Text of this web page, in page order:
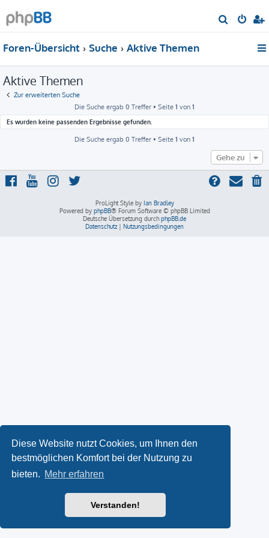
Diese Website nutzt Cookies, um Ihnen den
bestmöglichen Komfort bei der Nutzung zu
bieten. Mehr erfahren
Verstanden!
u
Foren-Übersicht Suche Aktive Themen
Aktive Themen
Zur erweiterten Suche
Die Suche ergab 0 Treffer • Seite 1 von 1
Es wurden keine passenden Ergebnisse gefunden.
Die Suche ergab 0 Treffer • Seite 1 von 1
Gehe zu
ProLight Style by Ian Bradley
Powered by phpBB® Forum Software © phpBB Limited
Deutsche Übersetzung durch phpBB.de
Datenschutz | Nutzungsbedingungen